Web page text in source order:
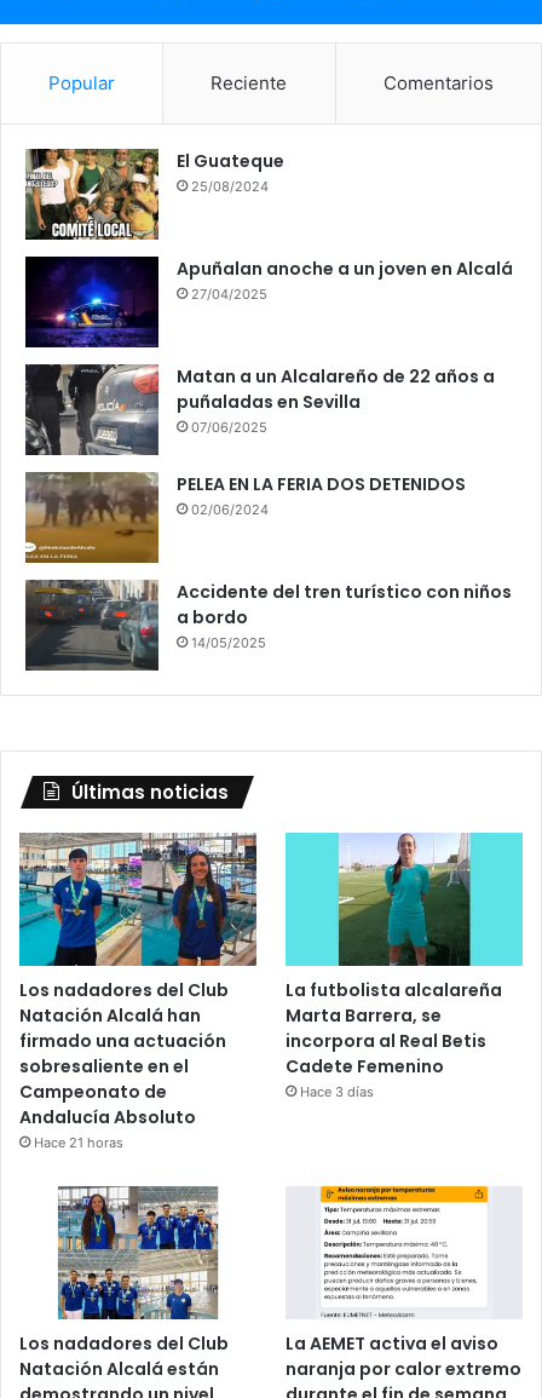
Popular Reciente Comentarios
El Guateque
25/08/2024
Apuñalan anoche a un joven en Alcalá
27/04/2025
Matan a un Alcalareño de 22 años a
puñaladas en Sevilla
07/06/2025
PELEA EN LA FERIA DOS DETENIDOS
02/06/2024
Accidente del tren turístico con niños
a bordo
14/05/2025
Últimas noticias
Los nadadores del Club
Natación Alcalá han
firmado una actuación
sobresaliente en el
Campeonato de
Andalucía Absoluto
Hace 21 horas
La futbolista alcalareña
Marta Barrera, se
incorpora al Real Betis
Cadete Femenino
Hace 3 días
Los nadadores del Club
Natación Alcalá están
La AEMET activa el aviso
naranja por calor extremo